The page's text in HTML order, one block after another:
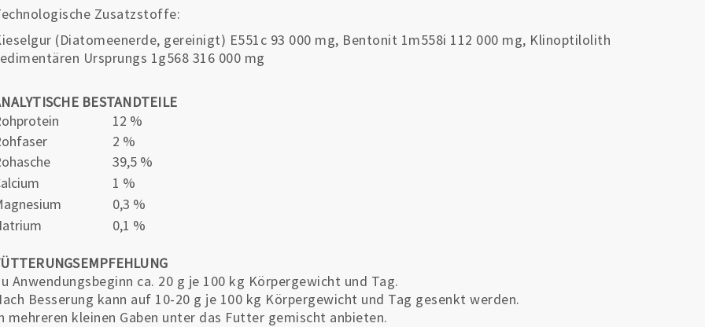
Zusatzstoffe:
(Diatomeenerde, gereinigt) E551c 93 000 mg, Bentonit 1m558i 112 000 mg, Klinoptilolith
Ursprungs 1g568 316 000 mg
BESTANDTEILE
12 %
2 %
39,5 %
1 %
0,3 %
0,1 %
Anwendungsbeginn ca. 20 g je 100 kg Körpergewicht und Tag.
Besserung kann auf 10-20 g je 100 kg Körpergewicht und Tag gesenkt werden.
mehreren kleinen Gaben unter das Futter gemischt anbieten.